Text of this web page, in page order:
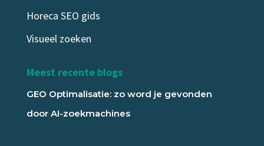
Horeca SEO gids
Visueel zoeken
Meest recente blogs
GEO Optimalisatie: zo word je gevonden
door AI-zoekmachines